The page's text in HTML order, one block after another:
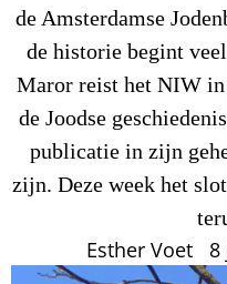
de Amsterdamse
de historie begint
Maror reist het NIW
de Joodse
publicatie in zijn
zijn. Deze week het
Esther Voet 8